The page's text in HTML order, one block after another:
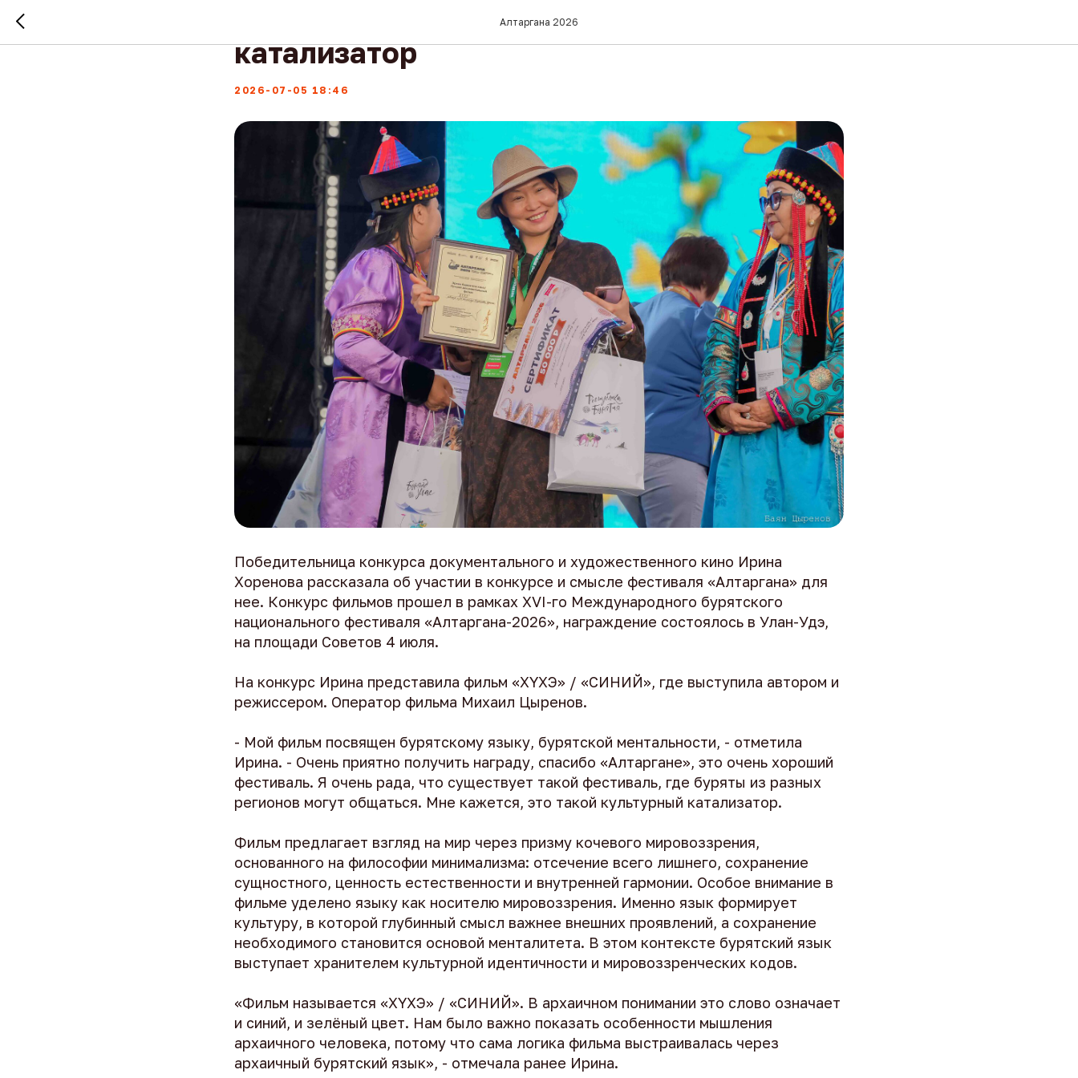
Алтаргана 2026
«Алтаргана» как культурный
катализатор
2026-07-05 18:46
Победительница конкурса документального и художественного кино Ирина
Хоренова рассказала об участии в конкурсе и смысле фестиваля «Алтаргана» для
нее. Конкурс фильмов прошел в рамках XVI-го Международного бурятского
национального фестиваля «Алтаргана-2026», награждение состоялось в Улан-Удэ,
на площади Советов 4 июля.
На конкурс Ирина представила фильм «ХYХЭ» / «СИНИЙ», где выступила автором и
режиссером. Оператор фильма Михаил Цыренов.
- Мой фильм посвящен бурятскому языку, бурятской ментальности, - отметила
Ирина. - Очень приятно получить награду, спасибо «Алтаргане», это очень хороший
фестиваль. Я очень рада, что существует такой фестиваль, где буряты из разных
регионов могут общаться. Мне кажется, это такой культурный катализатор.
Фильм предлагает взгляд на мир через призму кочевого мировоззрения,
основанного на философии минимализма: отсечение всего лишнего, сохранение
сущностного, ценность естественности и внутренней гармонии. Особое внимание в
фильме уделено языку как носителю мировоззрения. Именно язык формирует
культуру, в которой глубинный смысл важнее внешних проявлений, а сохранение
необходимого становится основой менталитета. В этом контексте бурятский язык
выступает хранителем культурной идентичности и мировоззренческих кодов.
«Фильм называется «ХYХЭ» / «СИНИЙ». В архаичном понимании это слово означает
и синий, и зелёный цвет. Нам было важно показать особенности мышления
архаичного человека, потому что сама логика фильма выстраивалась через
архаичный бурятский язык», - отмечала ранее Ирина.